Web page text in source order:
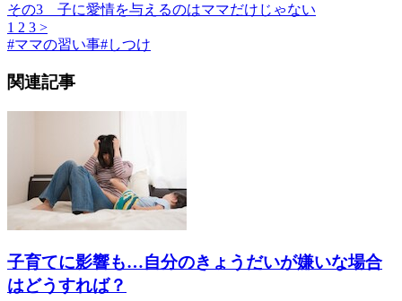
その3 子に愛情を与えるのはママだけじゃない
1 2 3 >
#ママの習い事#しつけ
関連記事
子育てに影響も…自分のきょうだいが嫌いな場合
はどうすれば？